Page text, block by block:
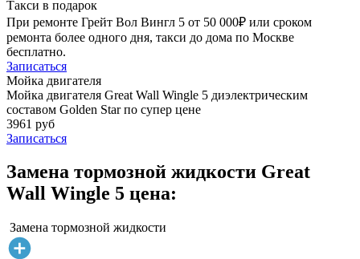
Такси в подарок
При ремонте Грейт Вол Вингл 5 от 50 000₽ или сроком
ремонта более одного дня, такси до дома по Москве
бесплатно.
Записаться
Мойка двигателя
Мойка двигателя Great Wall Wingle 5 диэлектрическим
составом Golden Star по супер цене
3961 руб
Записаться
Замена тормозной жидкости Great
Wall Wingle 5 цена:
Замена тормозной жидкости